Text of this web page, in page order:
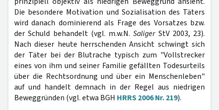
Die besondere Motivation und Sozialisation des Täters
wird danach dominierend als Frage des Vorsatzes bzw.
der Schuld behandelt (vgl. m.w.N.SaligerStV 2003, 23).
Nach dieser heute herrschenden Ansicht schwingt sich
der Täter bei der Blutrache typisch zum "Vollstrecker
eines von ihm und seiner Familie gefällten Todesurteils
über die Rechtsordnung und über ein Menschenleben"
auf und handelt demnach in der Regel aus niedrigen
Beweggründen (vgl. etwa BGH HRRS 2006 Nr. 219).